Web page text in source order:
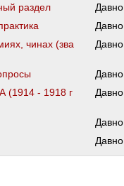
раздел Давно
Давно
чинах (зва
Давно
Давно
- 1918 г
Давно
Давно
Давно